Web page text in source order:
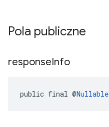
Pola publiczne
responseInfo
public final @Nullable